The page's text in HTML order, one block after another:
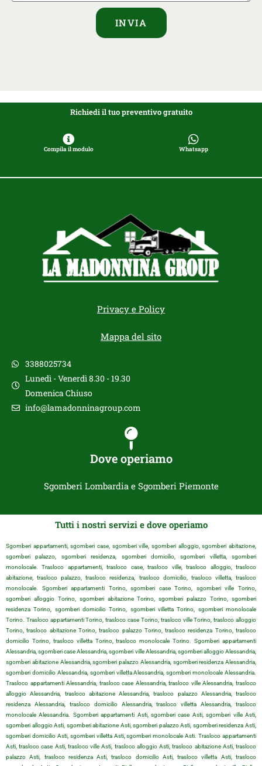
INVIA
Richiedi il tuo preventivo gratuito
Compila il modulo Whatsapp
Privacy e Policy
Mappa del sito
3388025734
Lunedì - Venerdì 8.30 - 19.30
Domenica Chiuso
info@lamadonninagroup.com
Dove operiamo
Sgomberi Lombardia e Sgomberi Piemonte
Tutti i nostri servizi e dove operiamo
Sgomberi appartamenti, sgomberi case, sgomberi ville, sgomberi alloggio, sgomberi abitazione,
sgomberi palazzo, sgomberi residenza, sgomberi domicilio, sgomberi villetta, sgomberi
monolocale. Trasloco appartamenti, trasloco case, trasloco ville, trasloco alloggio, trasloco
abitazione, trasloco palazzo, trasloco residenza, trasloco domicilio, trasloco villetta, trasloco
monolocale. Sgomberi appartamenti Torino, sgomberi case Torino, sgomberi ville Torino,
sgomberi alloggio Torino, sgomberi abitazione Torino, sgomberi palazzo Torino, sgomberi
residenza Torino, sgomberi domicilio Torino, sgomberi villetta Torino, sgomberi monolocale
Torino. Trasloco appartamenti Torino, trasloco case Torino, trasloco ville Torino, trasloco alloggio
Torino, trasloco abitazione Torino, trasloco palazzo Torino, trasloco residenza Torino, trasloco
domicilio Torino, trasloco villetta Torino, trasloco monolocale Torino. Sgomberi appartamenti
Alessandria, sgomberi case Alessandria, sgomberi ville Alessandria, sgomberi alloggio Alessandria,
sgomberi abitazione Alessandria, sgomberi palazzo Alessandria, sgomberi residenza Alessandria,
sgomberi domicilio Alessandria, sgomberi villetta Alessandria, sgomberi monolocale Alessandria.
Trasloco appartamenti Alessandria, trasloco case Alessandria, trasloco ville Alessandria, trasloco
alloggio Alessandria, trasloco abitazione Alessandria, trasloco palazzo Alessandria, trasloco
residenza Alessandria, trasloco domicilio Alessandria, trasloco villetta Alessandria, trasloco
monolocale Alessandria. Sgomberi appartamenti Asti, sgomberi case Asti, sgomberi ville Asti,
sgomberi alloggio Asti, sgomberi abitazione Asti, sgomberi palazzo Asti, sgomberi residenza Asti,
sgomberi domicilio Asti, sgomberi villetta Asti, sgomberi monolocale Asti. Trasloco appartamenti
Asti, trasloco case Asti, trasloco ville Asti, trasloco alloggio Asti, trasloco abitazione Asti, trasloco
palazzo Asti, trasloco residenza Asti, trasloco domicilio Asti, trasloco villetta Asti, trasloco